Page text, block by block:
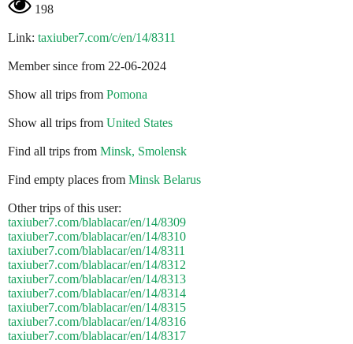
198
Link: taxiuber7.com/c/en/14/8311
Member since from 22-06-2024
Show all trips from Pomona
Show all trips from United States
Find all trips from Minsk, Smolensk
Find empty places from Minsk Belarus
Other trips of this user:
taxiuber7.com/blablacar/en/14/8309
taxiuber7.com/blablacar/en/14/8310
taxiuber7.com/blablacar/en/14/8311
taxiuber7.com/blablacar/en/14/8312
taxiuber7.com/blablacar/en/14/8313
taxiuber7.com/blablacar/en/14/8314
taxiuber7.com/blablacar/en/14/8315
taxiuber7.com/blablacar/en/14/8316
taxiuber7.com/blablacar/en/14/8317